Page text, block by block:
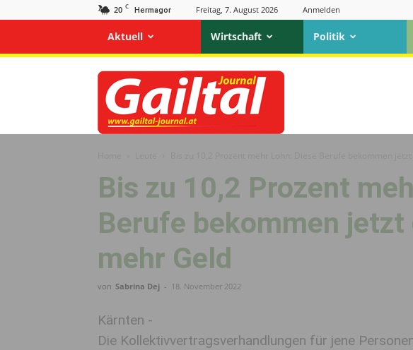
20 C Hermagor Freitag, 7. August 2026 Anmelden
Aktuell Wirtschaft Politik
Gailtal
Journal
Bis zu 10,2 Prozent
Berufe bekommen
mehr Geld
von Sabrina Dej - 18. November 2022
Kärnten -
Die Kollektivvertragsverhandlungen für jene